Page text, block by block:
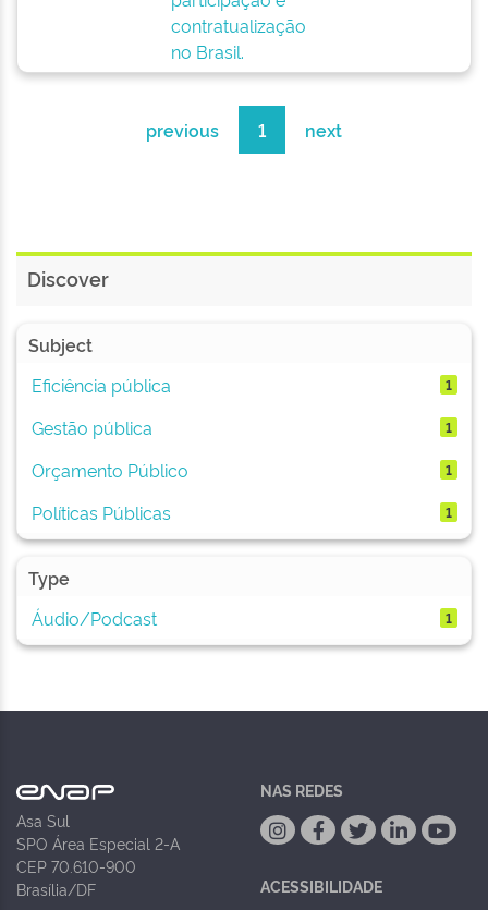
contratualização
no Brasil.
previous 1 next
Discover
Subject
Eficiência pública
1
Gestão pública 1
Orçamento Público 1
Políticas Públicas 1
Type
Áudio/Podcast
1
Asa Sul
SPO Área Especial 2-A
CEP 70.610-900
Brasília/DF
NAS REDES
ACESSIBILIDADE